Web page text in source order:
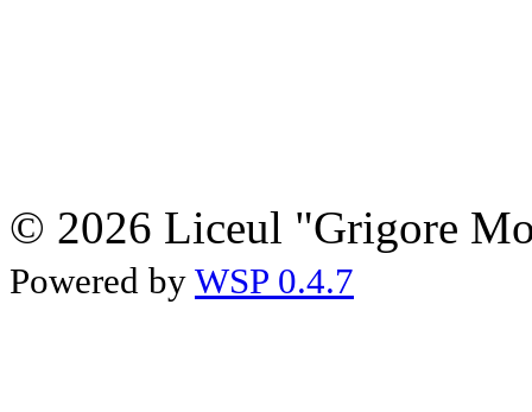
© 2026 Liceul "Grigore
Powered by WSP 0.4.7